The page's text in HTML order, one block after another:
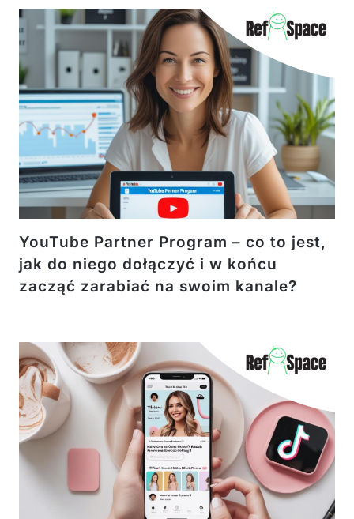
YouTube Partner Program – co to jest,
jak do niego dołączyć i w końcu
zacząć zarabiać na swoim kanale?